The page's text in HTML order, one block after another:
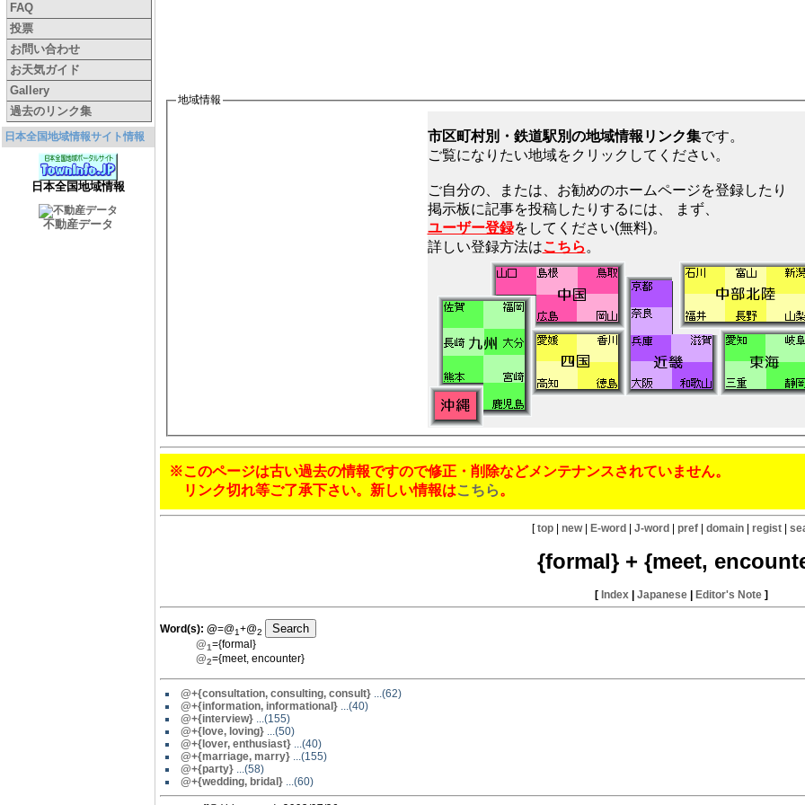
FAQ
投票
お問い合わせ
お天気ガイド
Gallery
過去のリンク集
日本全国地域情報サイト情報
日本全国地域情報
不動産データ
地域情報
市区町村別・鉄道駅別の地域情報リンク集です。
ご覧になりたい地域をクリックしてください。
ご自分の、または、お勧めのホームページを登録したり
掲示板に記事を投稿したりするには、 まず、
ユーザー登録をしてください(無料)。
詳しい登録方法はこちら 。
※このページは古い過去の情報ですので修正・削除などメンテナンスされていません。
リンク切れ等ご了承下さい。新しい情報はこちら。
[top | new| E-word | J-word | pref | domain | regist |
{formal} + {meet,
[ Index | Japanese | Editor's Note ]
Word(s): @=@1+@2
@1={formal}
@2={meet, encounter}
@+{consultation, consulting, consult} ...(62)
@+{information, informational} ...(40)
@+{interview} ...(155)
@+{love, loving} ...(50)
@+{lover, enthusiast} ...(40)
@+{marriage, marry} ...(155)
@+{party} ...(58)
@+{wedding, bridal} ...(60)